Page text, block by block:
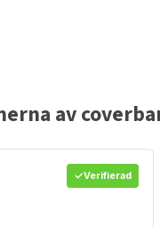
av
Verifierad